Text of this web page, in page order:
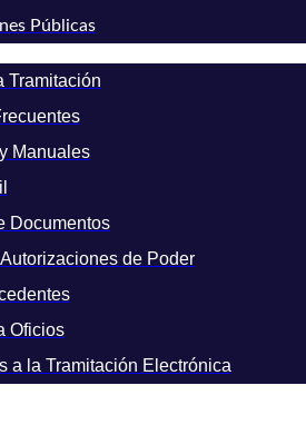
Públicas
Tramitación
Manuales
Documentos
de Poder
Oficios
a la Tramitación Electrónica